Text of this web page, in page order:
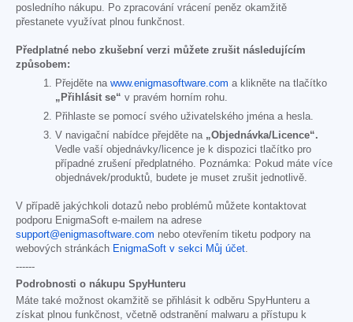
posledního nákupu. Po zpracování vrácení peněz okamžitě
přestanete využívat plnou funkčnost.
Předplatné nebo zkušební verzi můžete zrušit následujícím
způsobem:
Přejděte na www.enigmasoftware.com a klikněte na tlačítko
„Přihlásit se“ v pravém horním rohu.
Přihlaste se pomocí svého uživatelského jména a hesla.
V navigační nabídce přejděte na „Objednávka/Licence“.
Vedle vaší objednávky/licence je k dispozici tlačítko pro
případné zrušení předplatného. Poznámka: Pokud máte více
objednávek/produktů, budete je muset zrušit jednotlivě.
V případě jakýchkoli dotazů nebo problémů můžete kontaktovat
podporu EnigmaSoft e-mailem na adrese
support@enigmasoftware.com nebo otevřením tiketu podpory na
webových stránkách EnigmaSoft v sekci Můj účet.
------
Podrobnosti o nákupu SpyHunteru
Máte také možnost okamžitě se přihlásit k odběru SpyHunteru a
získat plnou funkčnost, včetně odstranění malwaru a přístupu k